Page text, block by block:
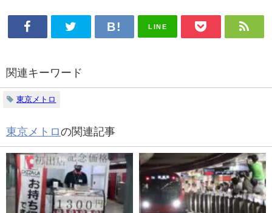
LINE
関連キーワード
東京メトロ
東京メトロの関連記事